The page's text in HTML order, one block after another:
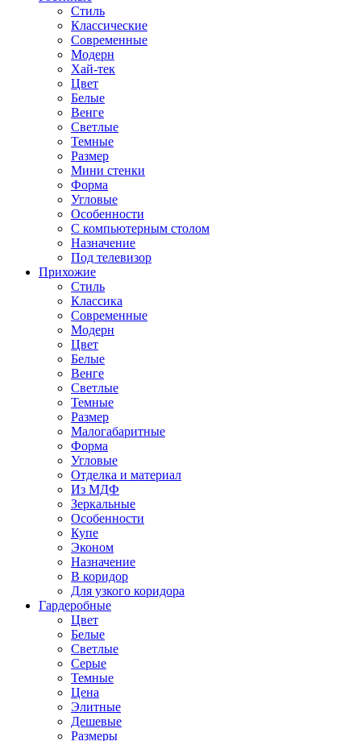
Стиль
Классические
Современные
Модерн
Хай-тек
Цвет
Белые
Венге
Светлые
Темные
Размер
Мини стенки
Форма
Угловые
Особенности
С компьютерным столом
Назначение
Под телевизор
Прихожие
Стиль
Классика
Современные
Модерн
Цвет
Белые
Венге
Светлые
Темные
Размер
Малогабаритные
Форма
Угловые
Отделка и материал
Из МДФ
Зеркальные
Особенности
Купе
Эконом
Назначение
В коридор
Для узкого коридора
Гардеробные
Цвет
Белые
Светлые
Серые
Темные
Цена
Элитные
Дешевые
Размеры